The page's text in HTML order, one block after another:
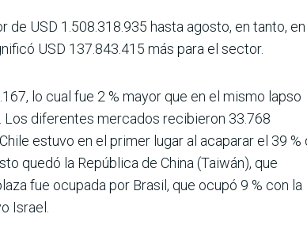
USD 1.508.318.935 hasta agosto, en tanto,
USD 137.843.415 más para el sector.
lo cual fue 2 % mayor que en el mismo lapso
Los diferentes mercados recibieron 33.768
estuvo en el primer lugar al acaparar el 39 %
quedó la República de China (Taiwán), que
fue ocupada por Brasil, que ocupó 9 % con la
Israel.